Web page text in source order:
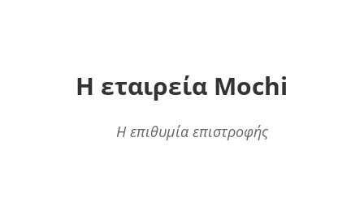
Η εταιρεία Mochi
Η επιθυμία επιστροφής